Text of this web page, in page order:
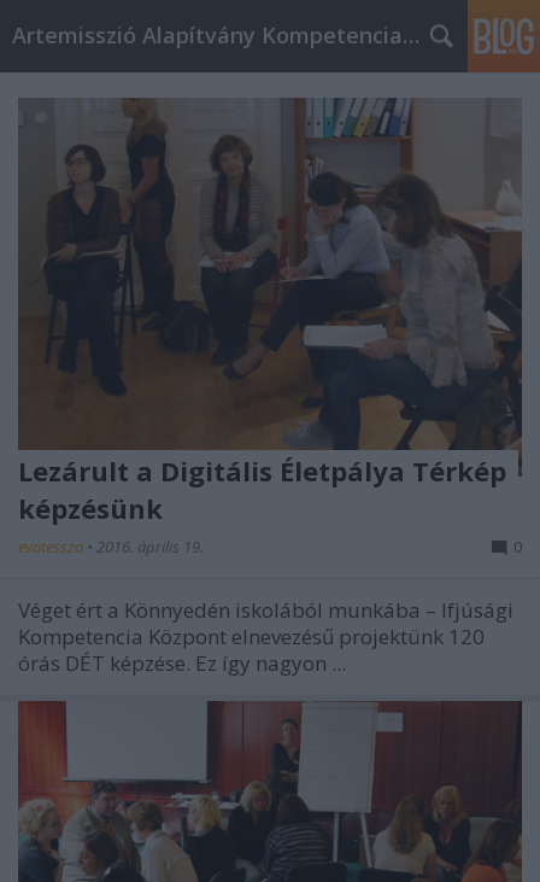
Artemisszió Alapítvány Kompetencia Központ
Lezárult a Digitális Életpálya Térkép
képzésünk
evatessza • 2016. április 19. 0
Véget ért a Könnyedén iskolából munkába – Ifjúsági
Kompetencia Központ elnevezésű projektünk 120
órás DÉT képzése. Ez így nagyon ...